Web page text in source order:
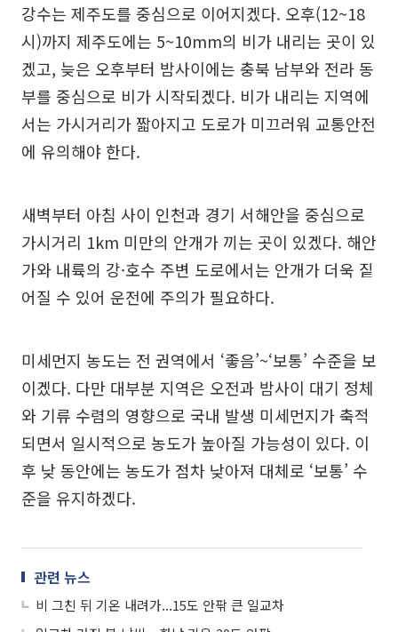
강수는 제주도를 중심으로 이어지겠다. 오후(12~18
시)까지 제주도에는 5~10mm의 비가 내리는 곳이 있
겠고, 늦은 오후부터 밤사이에는 충북 남부와 전라 동
부를 중심으로 비가 시작되겠다. 비가 내리는 지역에
서는 가시거리가 짧아지고 도로가 미끄러워 교통안전
에 유의해야 한다.
새벽부터 아침 사이 인천과 경기 서해안을 중심으로
가시거리 1km 미만의 안개가 끼는 곳이 있겠다. 해안
가와 내륙의 강·호수 주변 도로에서는 안개가 더욱 짙
어질 수 있어 운전에 주의가 필요하다.
미세먼지 농도는 전 권역에서 ‘좋음’~‘보통’ 수준을 보
이겠다. 다만 대부분 지역은 오전과 밤사이 대기 정체
와 기류 수렴의 영향으로 국내 발생 미세먼지가 축적
되면서 일시적으로 농도가 높아질 가능성이 있다. 이
후 낮 동안에는 농도가 점차 낮아져 대체로 ‘보통’ 수
준을 유지하겠다.
관련 뉴스
비 그친 뒤 기온 내려가...15도 안팎 큰 일교차